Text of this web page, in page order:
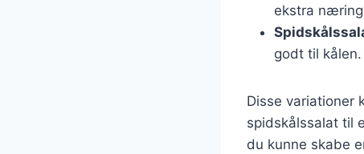
ekstra
godt til kålen.
Disse variationer
spidskålssalat til
du kunne skabe